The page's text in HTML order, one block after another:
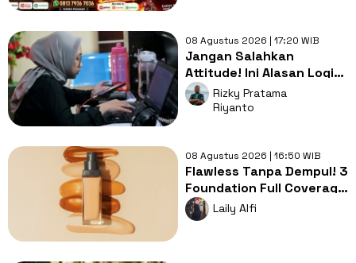
08 Agustus 2026 | 17:20 WIB
Jangan Salahkan
Attitude! Ini Alasan Logis
Kenapa Gen Z Susah Cari
Kerja
Rizky Pratama
Riyanto
08 Agustus 2026 | 16:50 WIB
Flawless Tanpa Dempul! 3
Foundation Full Coverage
Buat Tutupi Bekas
Jerawat
Laily Alfi